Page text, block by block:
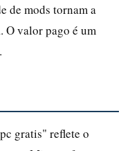
de mods tornam a
valor pago é um
gratis" reflete o